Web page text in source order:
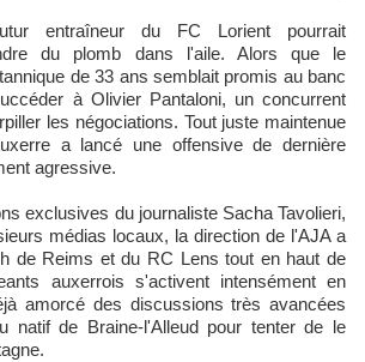
du plomb dans l'aile. Alors que le
de 33 ans semblait promis au banc
à Olivier Pantaloni, un concurrent
les négociations. Tout juste maintenue
a lancé une offensive de dernière
agressive.
exclusives du journaliste Sacha Tavolieri,
médias locaux, la direction de l'AJA a
de Reims et du RC Lens tout en haut de
auxerrois s'activent intensément en
amorcé des discussions très avancées
natif de Braine-l'Alleud pour tenter de le